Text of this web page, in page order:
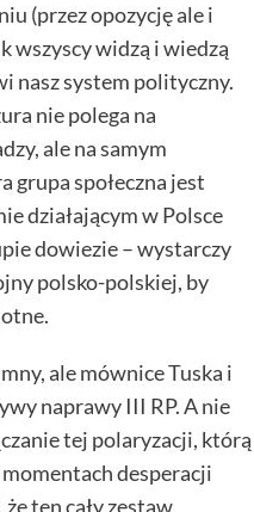
(przez opozycję ale i
wszyscy widzą i wiedzą
nasz system polityczny.
nie polega na
ale na samym
grupa społeczna jest
działającym w Polsce
dowiezie – wystarczy
polsko-polskiej, by
ale mównice Tuska i
naprawy III RP. A nie
tej polaryzacji, którą
desperacji
ten cały zestaw